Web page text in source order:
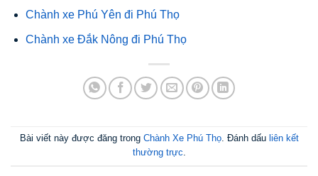
Chành xe Phú Yên đi Phú Thọ
Chành xe Đắk Nông đi Phú Thọ
Bài viết này được đăng trong Chành Xe Phú Thọ. Đánh dấu liên kết
thường trực.